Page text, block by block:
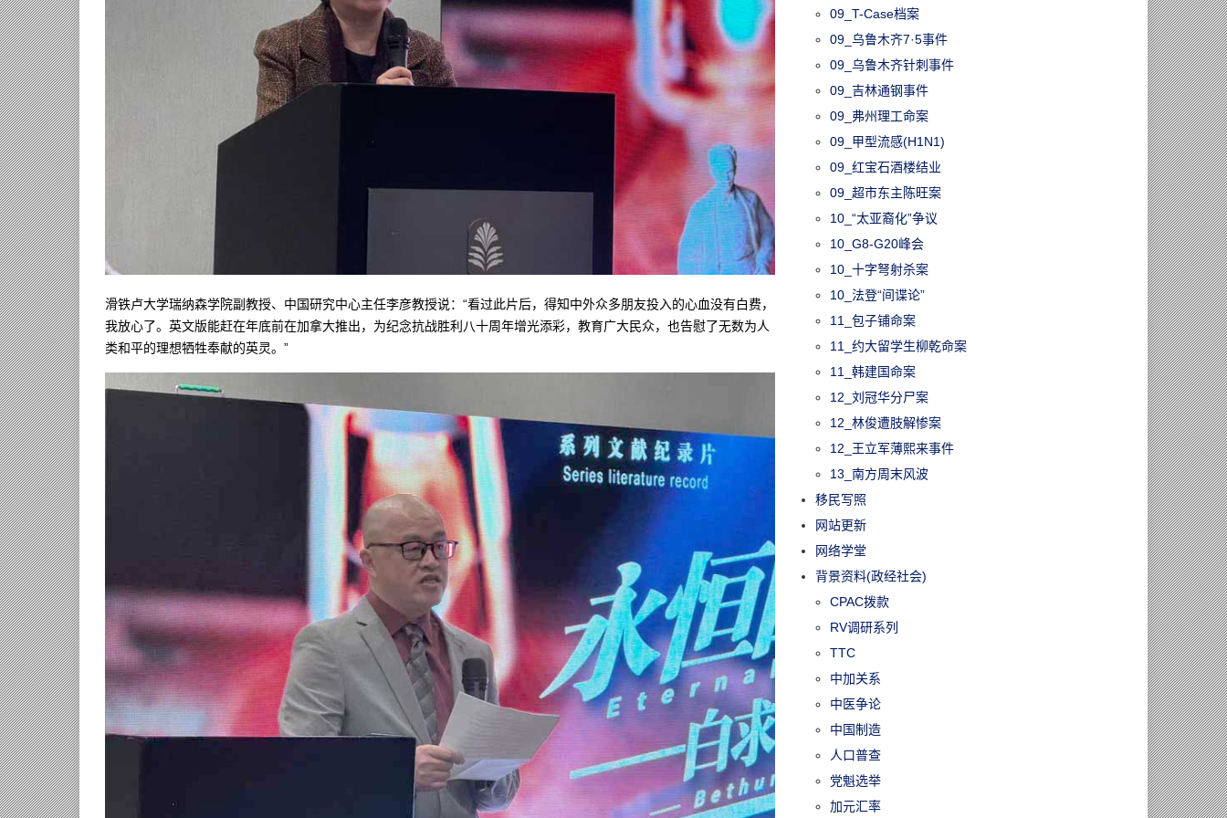
滑铁卢大学瑞纳森学院副教授、中国研究中心主任李彦教授说：“看过此片后，得知中外众多朋友投入的心血没有白费，
我放心了。英文版能赶在年底前在加拿大推出，为纪念抗战胜利八十周年增光添彩，教育广大民众，也告慰了无数为人
类和平的理想牺牲奉献的英灵。”
09_T-Case档案
09_乌鲁木齐7·5事件
09_乌鲁木齐针刺事件
09_吉林通钢事件
09_弗州理工命案
09_甲型流感(H1N1)
09_红宝石酒楼结业
09_超市东主陈旺案
10_“太亚裔化”争议
10_G8-G20峰会
10_十字弩射杀案
10_法登“间谍论”
11_包子铺命案
11_约大留学生柳乾命案
11_韩建国命案
12_刘冠华分尸案
12_林俊遭肢解惨案
12_王立军薄熙来事件
13_南方周末风波
移民写照
网站更新
网络学堂
背景资料(政经社会)
CPAC拨款
RV调研系列
TTC
中加关系
中医争论
中国制造
人口普查
党魁选举
加元汇率